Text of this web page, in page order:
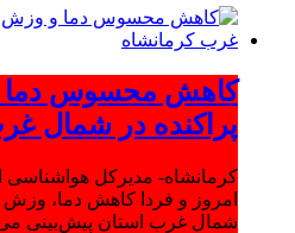
کاهش محسوس دما
پراکنده در شمال
کرمانشاه- مدیرکل هواشناسی
امروز و فردا کاهش دما، وزش
شمال غرب استان پیش‌بینی